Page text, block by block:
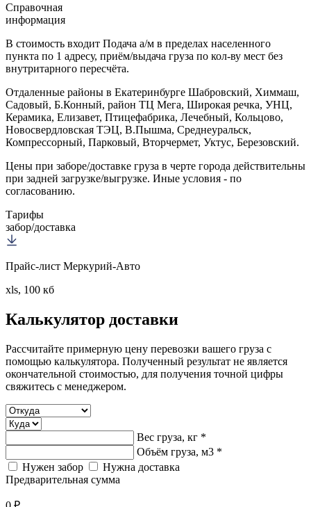
Справочная
информация
В стоимость входит Подача а/м в пределах населенного
пункта по 1 адресу, приём/выдача груза по кол-ву мест без
внутритарного пересчёта.
Отдаленные районы в Екатеринбурге Шабровский, Химмаш,
Садовый, Б.Конный, район ТЦ Мега, Широкая речка, УНЦ,
Керамика, Елизавет, Птицефабрика, Лечебный, Кольцово,
Новосвердловская ТЭЦ, В.Пышма, Среднеуральск,
Компрессорный, Парковый, Вторчермет, Уктус, Березовский.
Цены при заборе/доставке груза в черте города действительны
при задней загрузке/выгрузке. Иные условия - по
согласованию.
Тарифы
забор/доставка
Прайс-лист Меркурий-Авто
xls, 100 кб
Калькулятор доставки
Рассчитайте примерную цену перевозки вашего груза с
помощью калькулятора. Полученный результат не является
окончательной стоимостью, для получения точной цифры
свяжитесь с менеджером.
Вес груза, кг *
Объём груза, м3 *
Нужен забор
Нужна доставка
Предварительная сумма